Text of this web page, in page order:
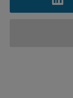
transakcji.
– Miejskie